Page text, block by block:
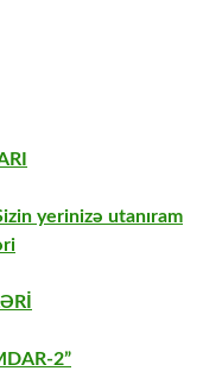
yerinizə utanıram
2”